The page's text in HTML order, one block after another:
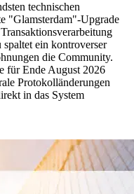
technischen
"Glamsterdam"-Upgrade
ein kontroverser
die Community.
für Ende August 2026
Protokolländerungen
in das System